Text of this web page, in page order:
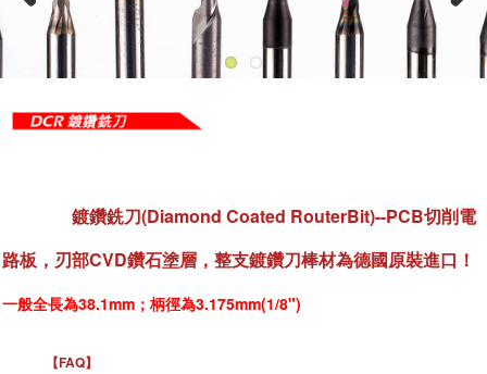
Previous
鍍鑽銑刀(Diamond Coated RouterBit)--PCB切削電
路板，刃部CVD鑽石塗層，整支鍍鑽刀棒材為德國原裝進口！
一般全長為38.1mm；柄徑為3.175mm(1/8")
【FAQ】